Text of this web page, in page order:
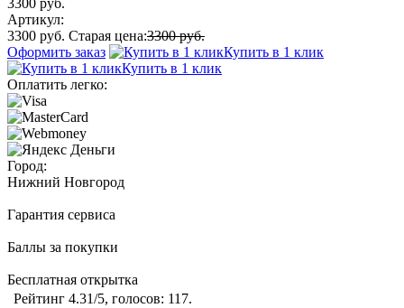
3300 руб.
Артикул:
3300 руб. Старая цена:3300 руб.
Оформить заказ
Купить в 1 клик
Купить в 1 клик
Оплатить легко:
Город:
Нижний Новгород
Гарантия сервиса
Баллы за покупки
Бесплатная открытка
Рейтинг 4.31/5, голосов: 117.